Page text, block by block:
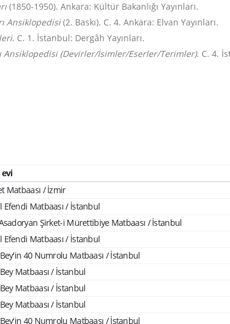
(1850-1950). Ankara: Kültür Bakanlığı Yayınları.
Ansiklopedisi(2. Baskı). C. 4. Ankara: Elvan Yayınları.
. C. 1. İstanbul: Dergâh Yayınları.
Ansiklopedisi (Devirler/İsimler/Eserler/Terimler). C. 4.
evi
Matbaası / İzmir
Efendi Matbaası / İstanbul
Şirket-i Mürettibiye Matbaası / İstanbul
Efendi Matbaası / İstanbul
40 Numrolu Matbaası / İstanbul
Matbaası / İstanbul
Matbaası / İstanbul
Matbaası / İstanbul
40 Numrolu Matbaası / İstanbul